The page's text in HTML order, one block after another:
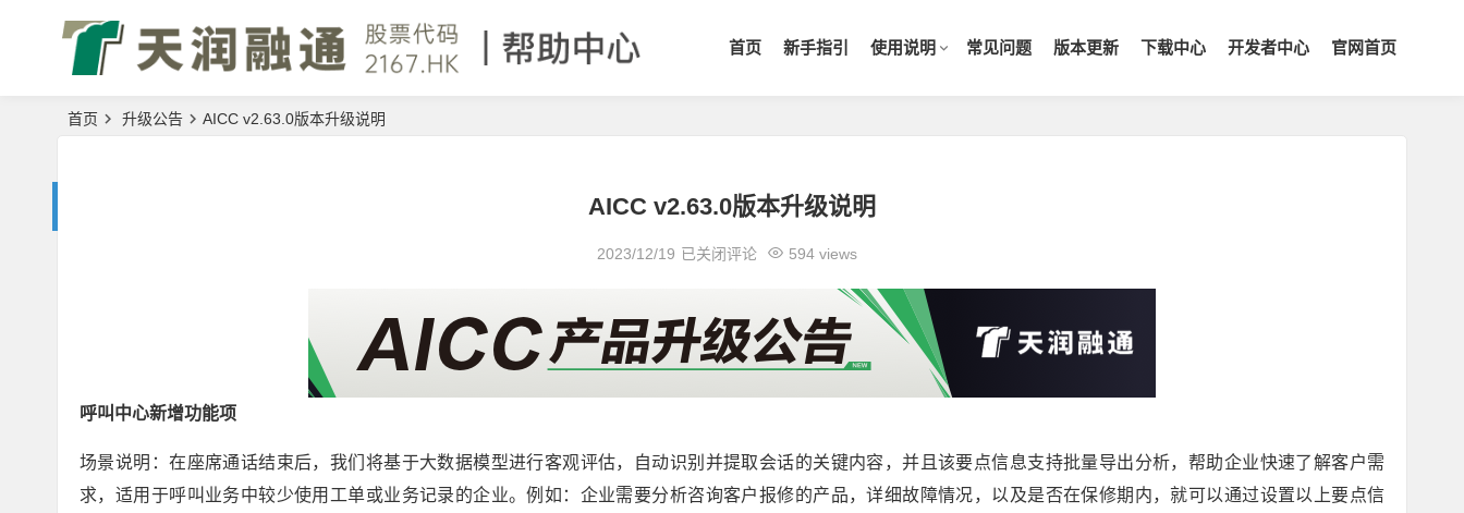
首页 新手指引 使用说明 常见问题 版本更新 下载中心 开发者中心 官网首页
首页 升级公告 AICC v2.63.0版本升级说明
AICC v2.63.0版本升级说明
2023/12/19 已关闭评论 594 views
呼叫中心新增功能项
场景说明：在座席通话结束后，我们将基于大数据模型进行客观评估，自动识别并提取会话的关键内容，并且该要点信息支持批量导出分析，帮助企业快速了解客户需
求，适用于呼叫业务中较少使用工单或业务记录的企业。例如：企业需要分析咨询客户报修的产品，详细故障情况，以及是否在保修期内，就可以通过设置以上要点信